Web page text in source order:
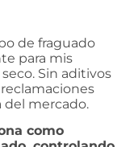
de fraguado
para mis
Sin aditivos
del mercado.
como